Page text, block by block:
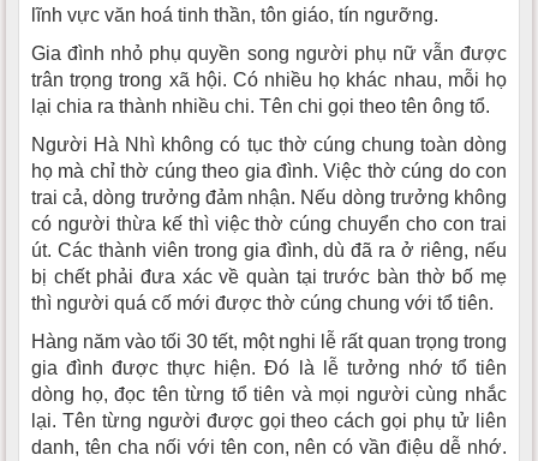
lĩnh vực văn hoá tinh thần, tôn giáo, tín ngưỡng.
Gia đình nhỏ phụ quyền song người phụ nữ vẫn được
trân trọng trong xã hội. Có nhiều họ khác nhau, mỗi họ
lại chia ra thành nhiều chi. Tên chi gọi theo tên ông tổ.
Người Hà Nhì không có tục thờ cúng chung toàn dòng
họ mà chỉ thờ cúng theo gia đình. Việc thờ cúng do con
trai cả, dòng trưởng đảm nhận. Nếu dòng trưởng không
có người thừa kế thì việc thờ cúng chuyển cho con trai
út. Các thành viên trong gia đình, dù đã ra ở riêng, nếu
bị chết phải đưa xác về quàn tại trước bàn thờ bố mẹ
thì người quá cố mới được thờ cúng chung với tổ tiên.
Hàng năm vào tối 30 tết, một nghi lễ rất quan trọng trong
gia đình được thực hiện. Ðó là lễ tưởng nhớ tổ tiên
dòng họ, đọc tên từng tổ tiên và mọi người cùng nhắc
lại. Tên từng người được gọi theo cách gọi phụ tử liên
danh, tên cha nối với tên con, nên có vần điệu dễ nhớ.